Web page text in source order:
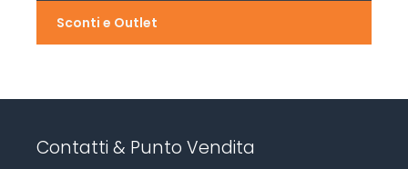
Sconti e Outlet
Contatti & Punto Vendita